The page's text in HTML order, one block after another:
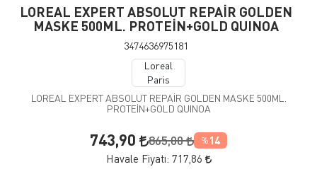
LOREAL EXPERT ABSOLUT REPAİR GOLDEN
MASKE 500ML. PROTEİN+GOLD QUINOA
3474636975181
Loreal
Paris
LOREAL EXPERT ABSOLUT REPAİR GOLDEN MASKE 500ML.
PROTEİN+GOLD QUINOA
743,90 865,00 % 14
Havale Fiyatı: 717,86